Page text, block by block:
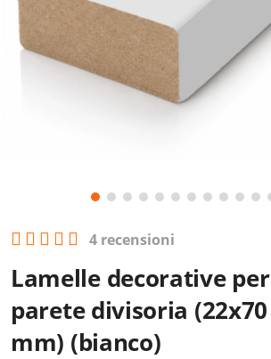
4 recensioni
Lamelle decorative per
parete divisoria (22x70
mm) (bianco)